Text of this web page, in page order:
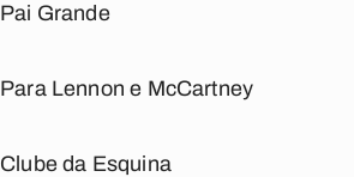
Pai Grande
Para Lennon e McCartney
Clube da Esquina